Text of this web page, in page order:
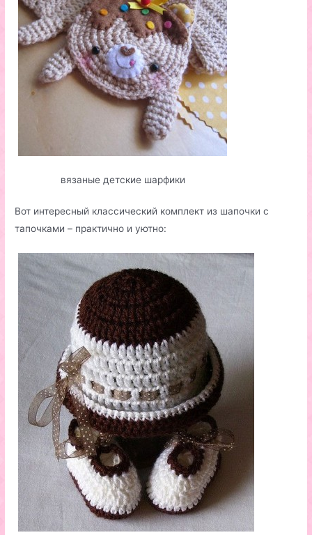
вязаные детские шарфики
Вот интересный классический комплект из шапочки с
тапочками – практично и уютно: